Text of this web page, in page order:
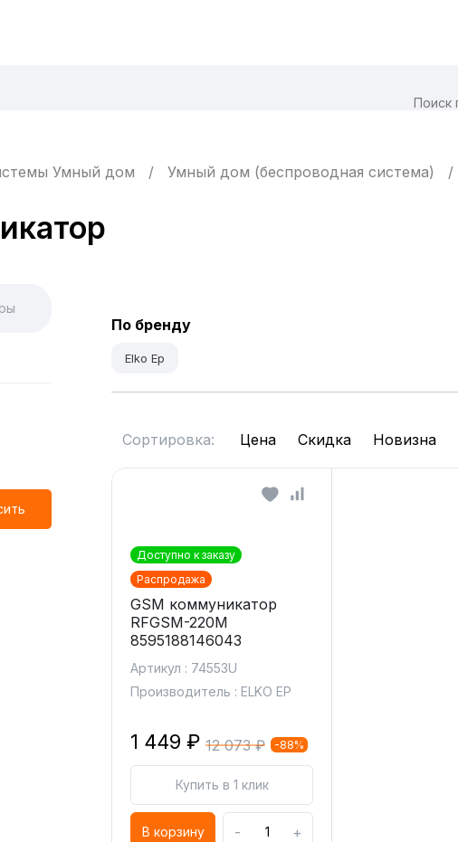
Умный дом Умный дом (беспроводная система)
По бренду
Elko Ep
Сортировка: Цена Скидка Новизна
Доступно к заказу
Распродажа
GSM коммуникатор
RFGSM-220M
8595188146043
Артикул : 74553U
Производитель : ELKO EP
1 449 ₽ 12 073 ₽ -88%
Купить в 1 клик
В корзину - +